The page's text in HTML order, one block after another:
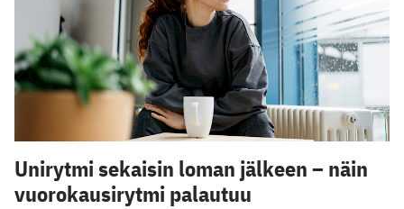
Unirytmi sekaisin loman jälkeen – näin
vuorokausirytmi palautuu